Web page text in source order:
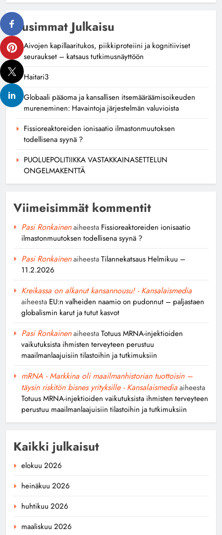
Uusimmat Julkaisu
Aivojen kapillaaritukos, piikkiproteiini ja kognitiiviset
seuraukset – katsaus tutkimusnäyttöön
Haitari3
Globaali pääoma ja kansallisen itsemääräämisoikeuden
mureneminen: Havaintoja järjestelmän valuvioista
Fissioreaktoreiden ionisaatio ilmastonmuutoksen
todellisena syynä ?
PUOLUEPOLITIIKKA VASTAKKAINASETTELUN
ONGELMAKENTTÄ
Viimeisimmät kommentit
Pasi Ronkainenaiheesta Fissioreaktoreiden ionisaatio
ilmastonmuutoksen todellisena syynä ?
Pasi RonkainenaiheestaTilannekatsaus Helmikuu –
11.2.2026
Kreikassa on alkanut kansannousu! - Kansalaismedia
aiheesta EU:n valheiden naamio on pudonnut – paljastaen
globalismin karut ja tutut kasvot
Pasi RonkainenaiheestaTotuus MRNA-injektioiden
vaikutuksista ihmisten terveyteen perustuu
maailmanlaajuisiin tilastoihin ja tutkimuksiin
mRNA - Markkina oli maailmanhistorian tuottoisin –
täysin riskitön bisnes yrityksille - Kansalaismediaaiheesta
Totuus MRNA-injektioiden vaikutuksista ihmisten terveyteen
perustuu maailmanlaajuisiin tilastoihin ja tutkimuksiin
Kaikki julkaisut
elokuu 2026
heinäkuu 2026
huhtikuu 2026
maaliskuu 2026